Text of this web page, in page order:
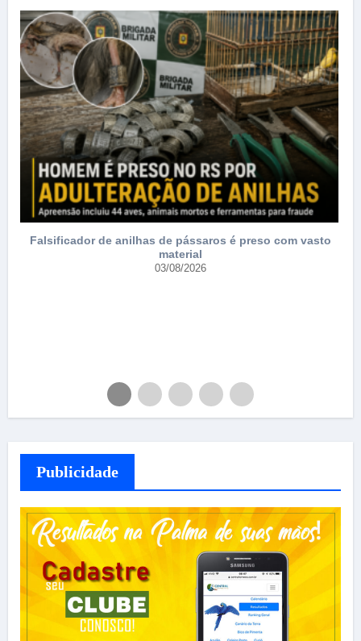
Falsificador de anilhas de pássaros é preso com vasto
material
03/08/2026
Publicidade